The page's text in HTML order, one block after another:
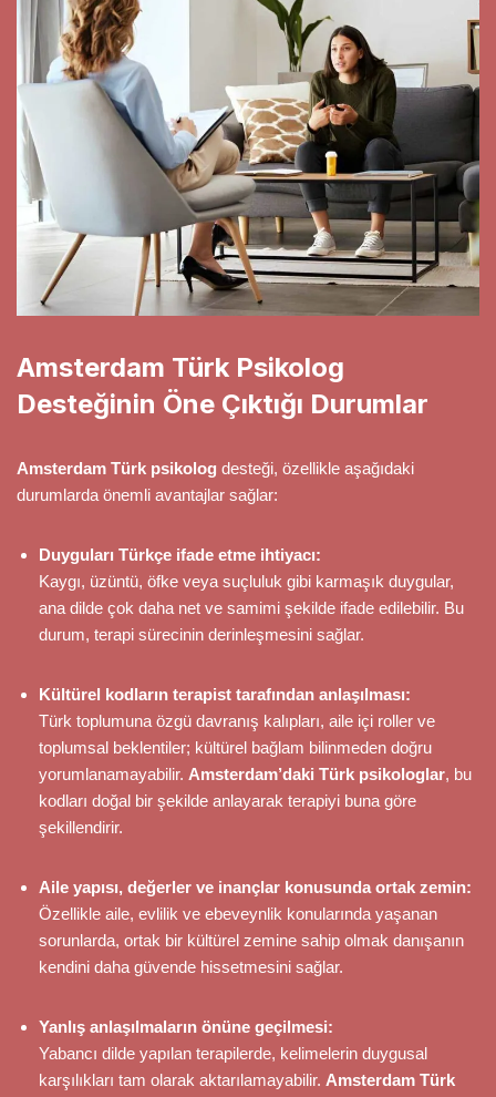
Amsterdam Türk Psikolog
Desteğinin Öne Çıktığı Durumlar
Amsterdam Türk psikolog desteği, özellikle aşağıdaki
durumlarda önemli avantajlar sağlar:
Duyguları Türkçe ifade etme ihtiyacı:
Kaygı, üzüntü, öfke veya suçluluk gibi karmaşık duygular,
ana dilde çok daha net ve samimi şekilde ifade edilebilir. Bu
durum, terapi sürecinin derinleşmesini sağlar.
Kültürel kodların terapist tarafından anlaşılması:
Türk toplumuna özgü davranış kalıpları, aile içi roller ve
toplumsal beklentiler; kültürel bağlam bilinmeden doğru
yorumlanamayabilir. Amsterdam’daki Türk psikologlar, bu
kodları doğal bir şekilde anlayarak terapiyi buna göre
şekillendirir.
Aile yapısı, değerler ve inançlar konusunda ortak zemin:
Özellikle aile, evlilik ve ebeveynlik konularında yaşanan
sorunlarda, ortak bir kültürel zemine sahip olmak danışanın
kendini daha güvende hissetmesini sağlar.
Yanlış anlaşılmaların önüne geçilmesi:
Yabancı dilde yapılan terapilerde, kelimelerin duygusal
karşılıkları tam olarak aktarılamayabilir. Amsterdam Türk